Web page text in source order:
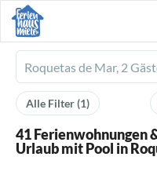
Ferienhausmiete
logo
Alle Filter(1)
41 Ferienwohnungen
Urlaub mit Pool in